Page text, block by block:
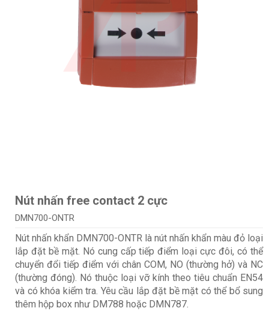
Nút nhấn free contact 2 cực
DMN700-ONTR
Nút nhấn khẩn DMN700-ONTR là nút nhấn khẩn màu đỏ loại
lắp đặt bề mặt. Nó cung cấp tiếp điểm loại cực đôi, có thể
chuyển đổi tiếp điểm với chân COM, NO (thường hở) và NC
(thường đóng). Nó thuộc loại vỡ kính theo tiêu chuẩn EN54
và có khóa kiểm tra. Yêu cầu lắp đặt bề mặt có thể bổ sung
thêm hộp box như DM788 hoặc DMN787.